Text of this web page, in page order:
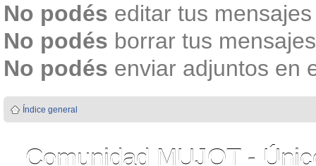
No podés editar tus
No podés borrar tus
No podés enviar adjuntos en
Índice general
Comunidad MUJOT -